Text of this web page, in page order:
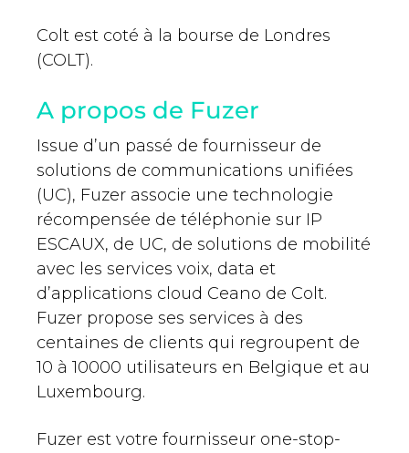
Colt est coté à la bourse de Londres
(COLT).
A propos de Fuzer
Issue d’un passé de fournisseur de
solutions de communications unifiées
(UC), Fuzer associe une technologie
récompensée de téléphonie sur IP
ESCAUX, de UC, de solutions de mobilité
avec les services voix, data et
d’applications cloud Ceano de Colt.
Fuzer propose ses services à des
centaines de clients qui regroupent de
10 à 10000 utilisateurs en Belgique et au
Luxembourg.
Fuzer est votre fournisseur one-stop-